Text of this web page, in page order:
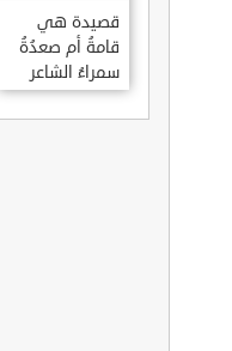
قصيدة هي
قامةُ أم صعدُةُ
سمراءُ الشاعر
سيف الدين
المشد